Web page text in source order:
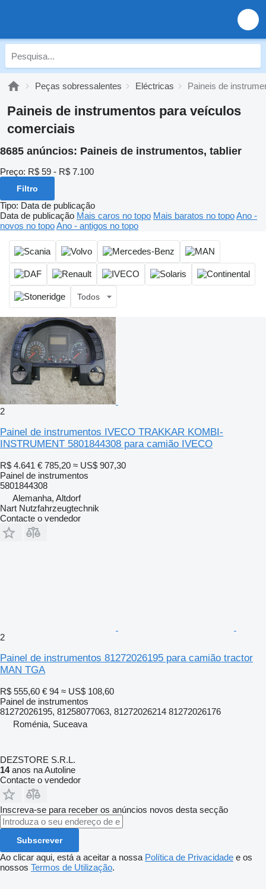
Peças sobressalentes Eléctricas Paineis de
Paineis de instrumentos para veículos
comerciais
8685 anúncios: Paineis de instrumentos, tablier
Preço: R$ 59 - R$ 7.100
Filtro
Tipo: Data de publicação
Data de publicação Mais caros no topo Mais baratos no topoAno -
novos no topoAno - antigos no topo
Todos
2
Painel de instrumentos IVECO TRAKKAR KOMBI-
INSTRUMENT 5801844308 para camião IVECO
R$ 4.641 € 785,20 ≈ US$ 907,30
Painel de instrumentos
5801844308
Alemanha, Altdorf
Nart Nutzfahrzeugtechnik
Contacte o vendedor
2
Painel de instrumentos 81272026195 para camião tractor
MAN TGA
R$ 555,60 € 94 ≈ US$ 108,60
Painel de instrumentos
81272026195, 81258077063, 81272026214 81272026176
Roménia, Suceava
DEZSTORE S.R.L.
14anos na Autoline
Contacte o vendedor
Inscreva-se para receber os anúncios novos desta secção
Subscrever
Ao clicar aqui, está a aceitar a nossa Política de Privacidade e os
nossos Termos de Utilização.